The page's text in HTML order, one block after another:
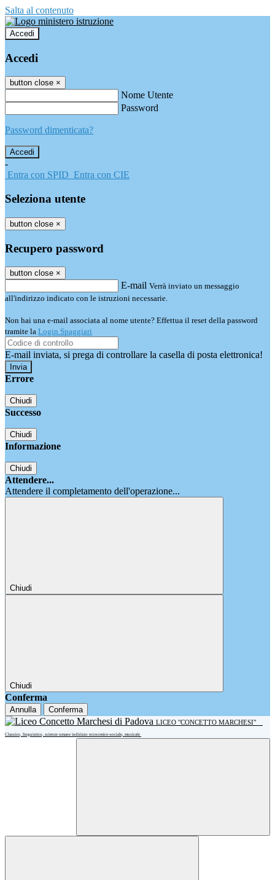
Salta al contenuto
Accedi
Accedi
button close ×
Nome Utente
Password
Password dimenticata?
-
Entra con SPID Entra con CIE
Seleziona utente
button close ×
Recupero password
button close ×
E-mail Verrà inviato un messaggio
all'indirizzo indicato con le istruzioni necessarie.
Non hai una e-mail associata al nome utente? Effettua il reset della password
tramite la Login Spaggiari
E-mail inviata, si prega di controllare la casella di posta elettronica!
Errore
Chiudi
Successo
Chiudi
Informazione
Chiudi
Attendere...
Attendere il completamento dell'operazione...
Chiudi
Chiudi
Conferma
Annulla Conferma
LICEO "CONCETTO MARCHESI"
Classico, linguistico, scienze umane indirizzo economico-sociale, musicale